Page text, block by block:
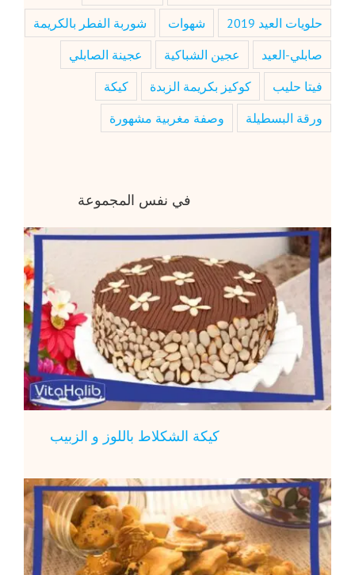
حلويات العيد 2019
شهوات
شوربة الفطر بالكريمة
صابلي-العيد
عجين الشباكية
عجينة الصابلي
فيتا حليب
كوكيز بكريمة الزبدة
كيكة
ورقة البسطيلة
وصفة مغربية مشهورة
في نفس المجموعة
كيكة الشكلاط باللوز و الزبيب